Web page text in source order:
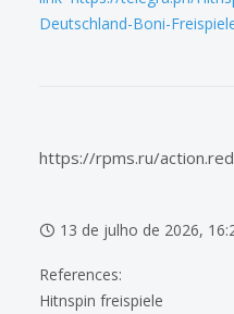
Deutschland-Boni-
https://rpms.ru/
13 de julho de 2026,
References:
Hitnspin freispiele